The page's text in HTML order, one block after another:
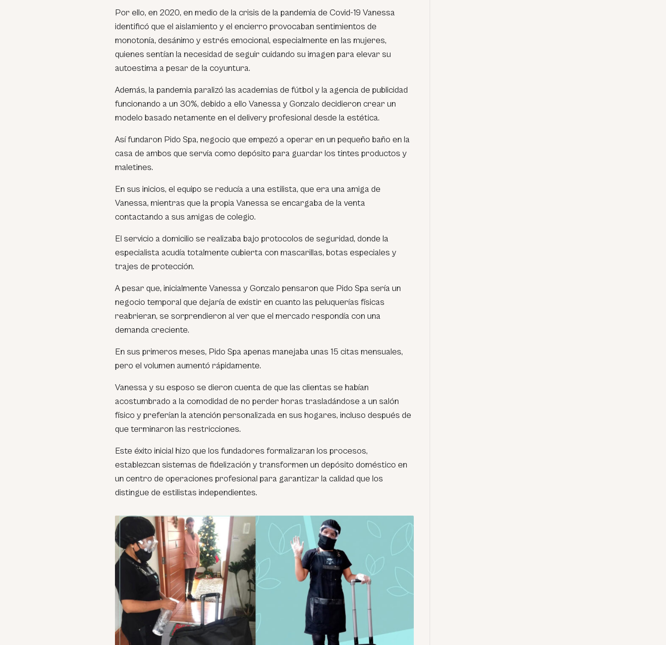
Por ello, en 2020, en medio de la crisis de la pandemia de Covid-19 Vanessa
identificó que el aislamiento y el encierro provocaban sentimientos de
monotonía, desánimo y estrés emocional, especialmente en las mujeres,
quienes sentían la necesidad de seguir cuidando su imagen para elevar su
autoestima a pesar de la coyuntura.
Además, la pandemia paralizó las academias de fútbol y la agencia de publicidad
funcionando a un 30%, debido a ello Vanessa y Gonzalo decidieron crear un
modelo basado netamente en el delivery profesional desde la estética.
Así fundaron Pido Spa, negocio que empezó a operar en un pequeño baño en la
casa de ambos que servía como depósito para guardar los tintes productos y
maletines.
En sus inicios, el equipo se reducía a una estilista, que era una amiga de
Vanessa, mientras que la propia Vanessa se encargaba de la venta
contactando a sus amigas de colegio.
El servicio a domicilio se realizaba bajo protocolos de seguridad, donde la
especialista acudía totalmente cubierta con mascarillas, botas especiales y
trajes de protección.
A pesar que, inicialmente Vanessa y Gonzalo pensaron que Pido Spa sería un
negocio temporal que dejaría de existir en cuanto las peluquerías físicas
reabrieran, se sorprendieron al ver que el mercado respondía con una
demanda creciente.
En sus primeros meses, Pido Spa apenas manejaba unas 15 citas mensuales,
pero el volumen aumentó rápidamente.
Vanessa y su esposo se dieron cuenta de que las clientas se habían
acostumbrado a la comodidad de no perder horas trasladándose a un salón
físico y preferían la atención personalizada en sus hogares, incluso después de
que terminaron las restricciones.
Este éxito inicial hizo que los fundadores formalizaran los procesos,
establezcan sistemas de fidelización y transformen un depósito doméstico en
un centro de operaciones profesional para garantizar la calidad que los
distingue de estilistas independientes.